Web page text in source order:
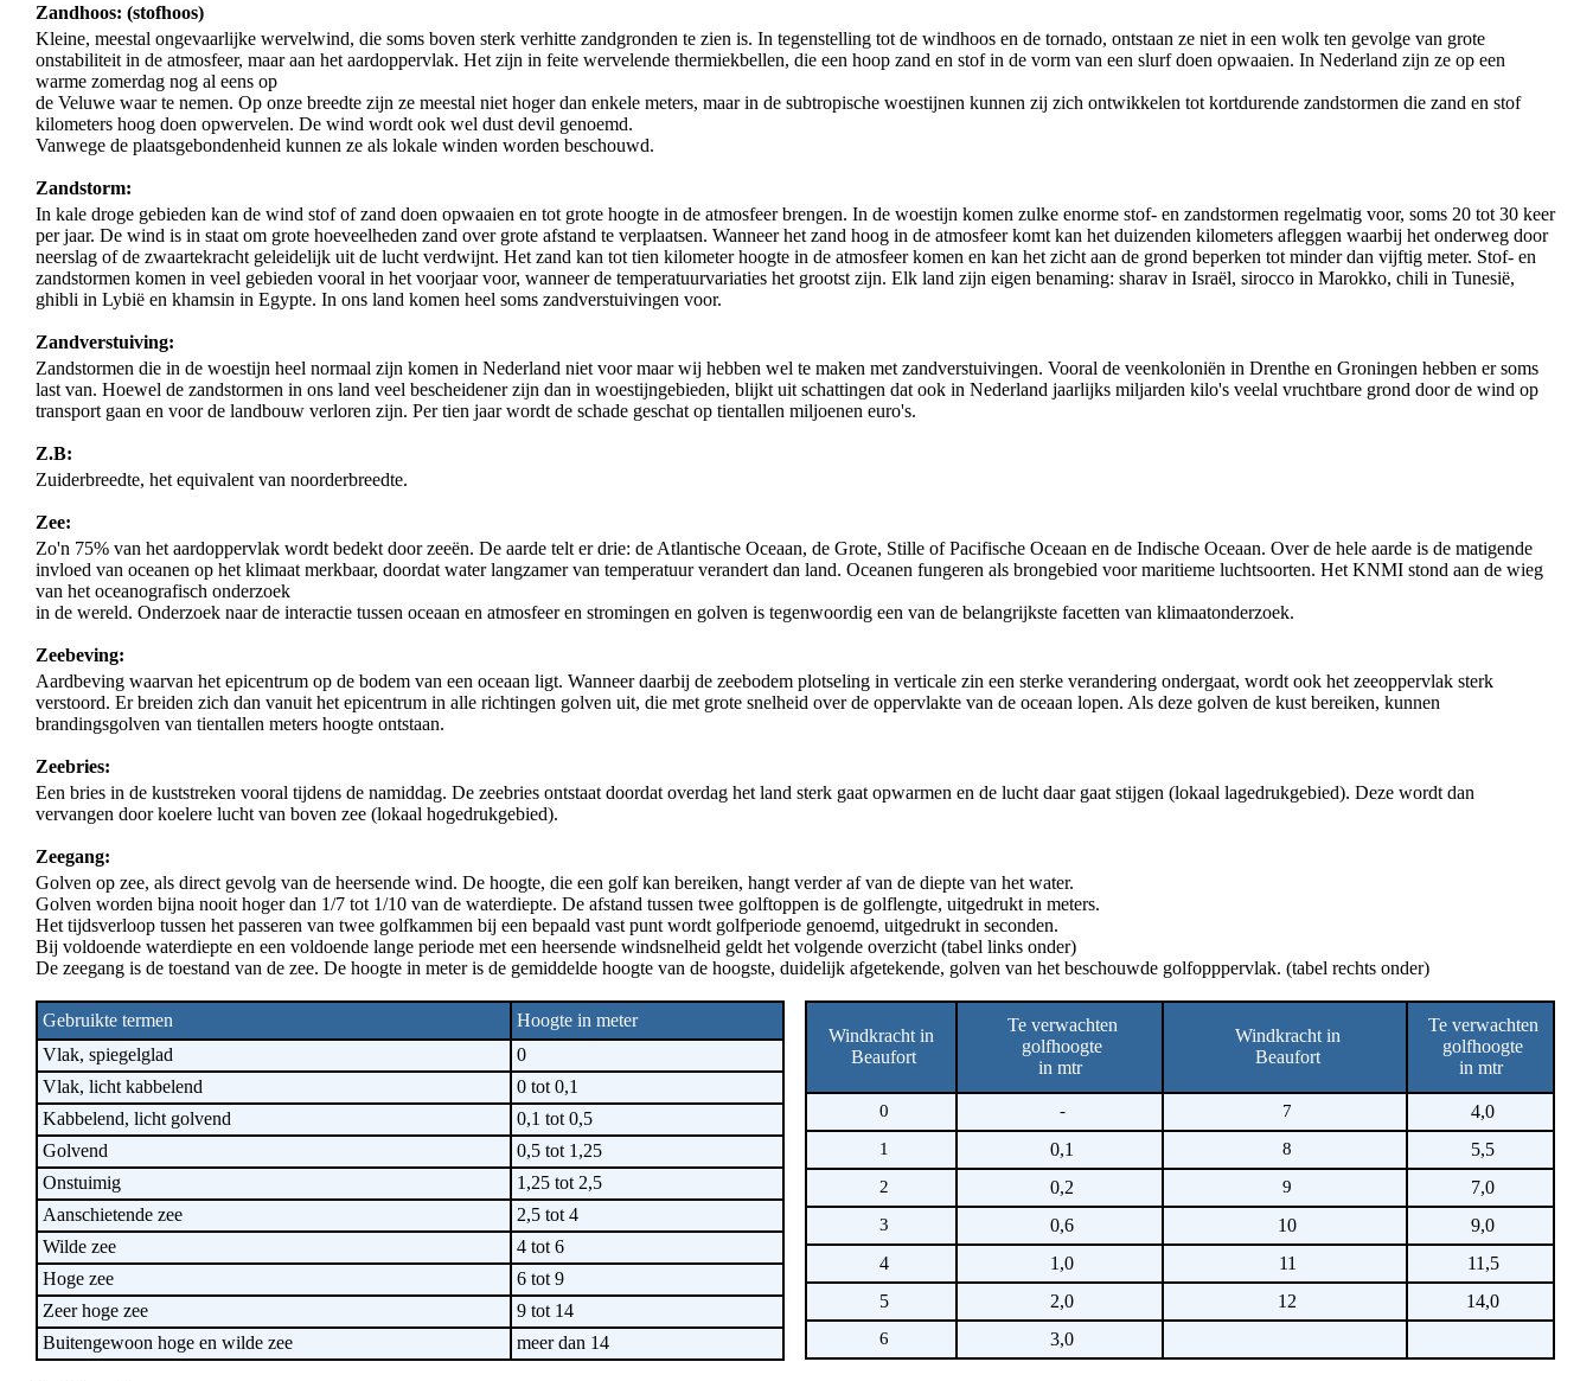
Zandhoos: (stofhoos)
Kleine, meestal ongevaarlijke wervelwind, die soms boven sterk verhitte zandgronden te zien is. In tegenstelling tot de windhoos en de tornado, ontstaan ze niet in een wolk ten gevolge van grote
onstabiliteit in de atmosfeer, maar aan het aardoppervlak. Het zijn in feite wervelende thermiekbellen, die een hoop zand en stof in de vorm van een slurf doen opwaaien. In Nederland zijn ze op een
warme zomerdag nog al eens op
de Veluwe waar te nemen. Op onze breedte zijn ze meestal niet hoger dan enkele meters, maar in de subtropische woestijnen kunnen zij zich ontwikkelen tot kortdurende zandstormen die zand en stof
kilometers hoog doen opwervelen. De wind wordt ook wel dust devil genoemd.
Vanwege de plaatsgebondenheid kunnen ze als lokale winden worden beschouwd.
Zandstorm:
In kale droge gebieden kan de wind stof of zand doen opwaaien en tot grote hoogte in de atmosfeer brengen. In de woestijn komen zulke enorme stof- en zandstormen regelmatig voor, soms 20 tot 30 keer
per jaar. De wind is in staat om grote hoeveelheden zand over grote afstand te verplaatsen. Wanneer het zand hoog in de atmosfeer komt kan het duizenden kilometers afleggen waarbij het onderweg door
neerslag of de zwaartekracht geleidelijk uit de lucht verdwijnt. Het zand kan tot tien kilometer hoogte in de atmosfeer komen en kan het zicht aan de grond beperken tot minder dan vijftig meter. Stof- en
zandstormen komen in veel gebieden vooral in het voorjaar voor, wanneer de temperatuurvariaties het grootst zijn. Elk land zijn eigen benaming: sharav in Israël, sirocco in Marokko, chili in Tunesië,
ghibli in Lybië en khamsin in Egypte. In ons land komen heel soms zandverstuivingen voor.
Zandverstuiving:
Zandstormen die in de woestijn heel normaal zijn komen in Nederland niet voor maar wij hebben wel te maken met zandverstuivingen. Vooral de veenkoloniën in Drenthe en Groningen hebben er soms
last van. Hoewel de zandstormen in ons land veel bescheidener zijn dan in woestijngebieden, blijkt uit schattingen dat ook in Nederland jaarlijks miljarden kilo's veelal vruchtbare grond door de wind op
transport gaan en voor de landbouw verloren zijn. Per tien jaar wordt de schade geschat op tientallen miljoenen euro's.
Z.B:
Zuiderbreedte, het equivalent van noorderbreedte.
Zee:
Zo'n 75% van het aardoppervlak wordt bedekt door zeeën. De aarde telt er drie: de Atlantische Oceaan, de Grote, Stille of Pacifische Oceaan en de Indische Oceaan. Over de hele aarde is de matigende
invloed van oceanen op het klimaat merkbaar, doordat water langzamer van temperatuur verandert dan land. Oceanen fungeren als brongebied voor maritieme luchtsoorten. Het KNMI stond aan de wieg
van het oceanografisch onderzoek
in de wereld. Onderzoek naar de interactie tussen oceaan en atmosfeer en stromingen en golven is tegenwoordig een van de belangrijkste facetten van klimaatonderzoek.
Zeebeving:
Aardbeving waarvan het epicentrum op de bodem van een oceaan ligt. Wanneer daarbij de zeebodem plotseling in verticale zin een sterke verandering ondergaat, wordt ook het zeeoppervlak sterk
verstoord. Er breiden zich dan vanuit het epicentrum in alle richtingen golven uit, die met grote snelheid over de oppervlakte van de oceaan lopen. Als deze golven de kust bereiken, kunnen
brandingsgolven van tientallen meters hoogte ontstaan.
Zeebries:
Een bries in de kuststreken vooral tijdens de namiddag. De zeebries ontstaat doordat overdag het land sterk gaat opwarmen en de lucht daar gaat stijgen (lokaal lagedrukgebied). Deze wordt dan
vervangen door koelere lucht van boven zee (lokaal hogedrukgebied).
Zeegang:
Golven op zee, als direct gevolg van de heersende wind. De hoogte, die een golf kan bereiken, hangt verder af van de diepte van het water.
Golven worden bijna nooit hoger dan 1/7 tot 1/10 van de waterdiepte. De afstand tussen twee golftoppen is de golflengte, uitgedrukt in meters.
Het tijdsverloop tussen het passeren van twee golfkammen bij een bepaald vast punt wordt golfperiode genoemd, uitgedrukt in seconden.
Bij voldoende waterdiepte en een voldoende lange periode met een heersende windsnelheid geldt het volgende overzicht (tabel links onder)
De zeegang is de toestand van de zee. De hoogte in meter is de gemiddelde hoogte van de hoogste, duidelijk afgetekende, golven van het beschouwde golfopppervlak. (tabel rechts onder)
Gebruikte termen
Hoogte in meter
Vlak, spiegelglad
0
Vlak, licht kabbelend
0 tot 0,1
Kabbelend, licht golvend
0,1 tot 0,5
Golvend
0,5 tot 1,25
Onstuimig
1,25 tot 2,5
Aanschietende zee
2,5 tot 4
Wilde zee
4 tot 6
Hoge zee
6 tot 9
Zeer hoge zee
9 tot 14
Buitengewoon hoge en wilde zee
meer dan 14
Windkracht in
Beaufort
Te verwachten
golfhoogte
in mtr
Windkracht in
Beaufort
Te verwachten
golfhoogte
in mtr
0 - 7 4,0
1 0,1 8 5,5
2 0,2 9 7,0
3 0,6 10
9,0
4
1,0 11
11,5
5
2,0 12 14,0
6 3,0